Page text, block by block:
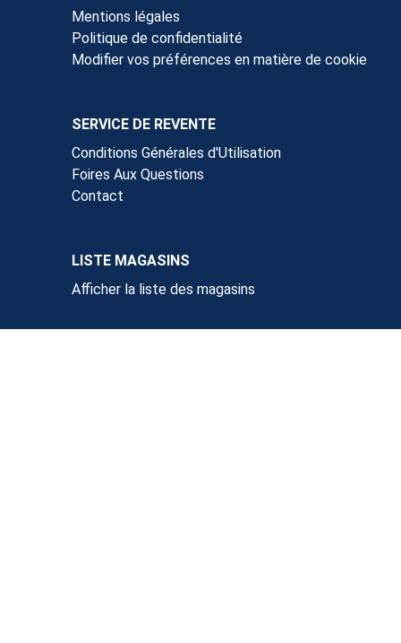
Mentions légales
Politique de confidentialité
Modifier vos préférences en matière de cookie
SERVICE DE REVENTE
Conditions Générales d'Utilisation
Foires Aux Questions
Contact
LISTE MAGASINS
Afficher la liste des magasins